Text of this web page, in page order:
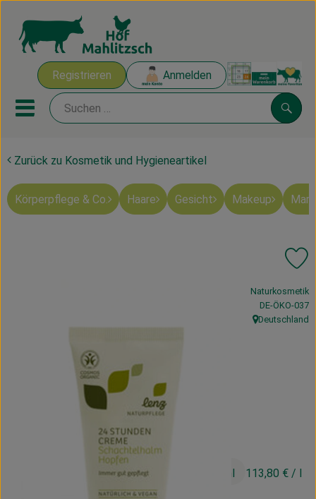
Registrieren Anmelden
Mobiles Menu öffnen oder
Ökokisten
Mahlitzscher Produkte
Kühltheke
Vorratskammer
Zurück zu Kosmetik und Hygieneartikel
Körperpflege & Co. Haare Gesicht Makeup
/ 50ml 113,80 € / l
, Verband:
Naturkosmetik
,DE-ÖKO-037
, Herkunft:
Deutschland